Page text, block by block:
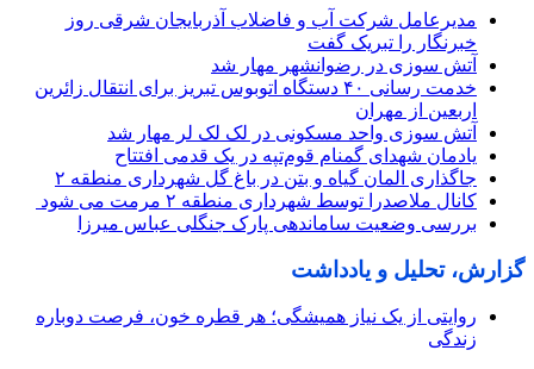
مدیرعامل شرکت آب و فاضلاب آذربایجان شرقی روز
خبرنگار را تبریک گفت
آتش سوزی در رضوانشهر مهار شد
خدمت رسانی ۴۰ دستگاه اتوبوس تبریز برای انتقال زائرین
اربعین از مهران
آتش سوزی واحد مسکونی در لک لک لر مهار شد
یادمان شهدای گمنام قوم‌تپه در یک قدمی افتتاح
جاگذاری المان گیاه و بتن در باغ گل شهرداری منطقه ۲
کانال ملاصدرا توسط شهرداری منطقه ۲ مرمت می شود
بررسی وضعیت ساماندهی پارک جنگلی عباس میرزا
گزارش، تحلیل و یادداشت
روایتی از یک نیاز همیشگی؛ هر قطره خون، فرصت دوباره
زندگی